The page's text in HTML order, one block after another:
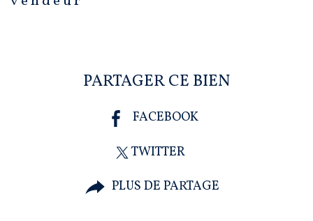
PARTAGER CE BIEN
FACEBOOK
TWITTER
PLUS DE PARTAGE